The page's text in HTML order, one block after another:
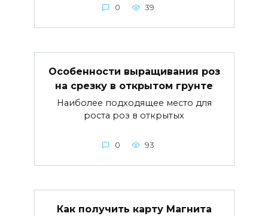
0 39
Особенности выращивания роз
на срезку в открытом грунте
Наиболее подходящее место для
роста роз в открытых
0 93
Как получить карту Магнита